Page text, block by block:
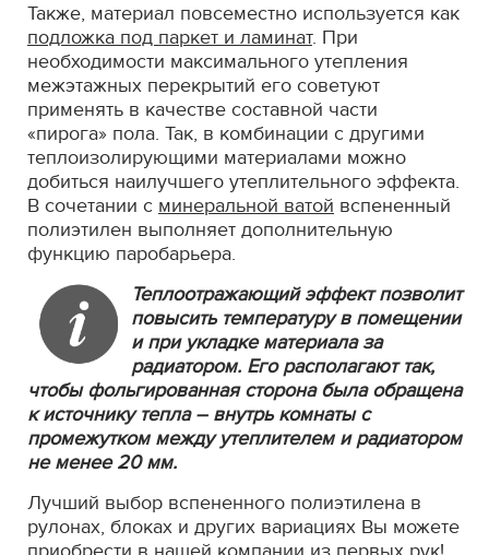
Также, материал повсеместно используется как
подложка под паркет и ламинат. При
необходимости максимального утепления
межэтажных перекрытий его советуют
применять в качестве составной части
«пирога» пола. Так, в комбинации с другими
теплоизолирующими материалами можно
добиться наилучшего утеплительного эффекта.
В сочетании с минеральной ватой вспененный
полиэтилен выполняет дополнительную
функцию паробарьера.
Теплоотражающий эффект позволит
повысить температуру в помещении
и при укладке материала за
радиатором. Его располагают так,
чтобы фольгированная сторона была обращена
к источнику тепла – внутрь комнаты с
промежутком между утеплителем и радиатором
не менее 20 мм.
Лучший выбор вспененного полиэтилена в
рулонах, блоках и других вариациях Вы можете